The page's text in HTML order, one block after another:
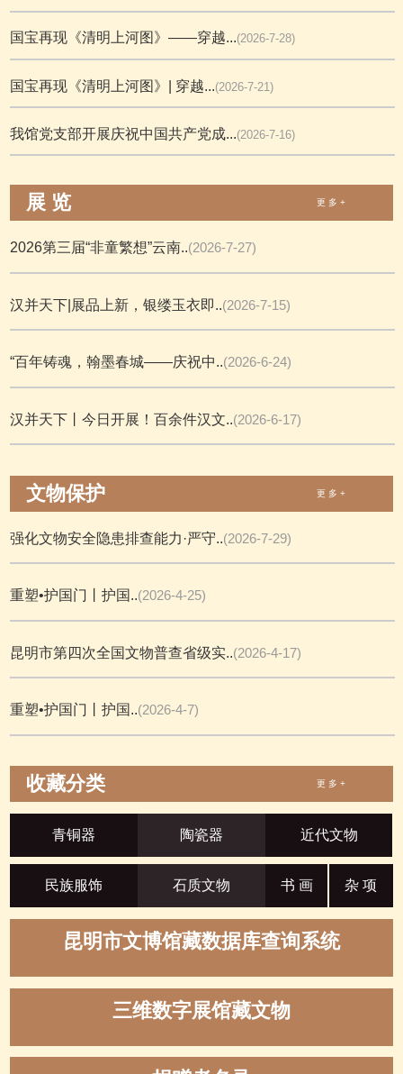
国宝再现《清明上河图》——穿越...(2026-7-28)
国宝再现《清明上河图》| 穿越...(2026-7-21)
我馆党支部开展庆祝中国共产党成...(2026-7-16)
展 览 更 多 +
2026第三届“非童繁想”云南..(2026-7-27)
汉并天下|展品上新，银缕玉衣即..(2026-7-15)
“百年铸魂，翰墨春城——庆祝中..(2026-6-24)
汉并天下丨今日开展！百余件汉文..(2026-6-17)
文物保护 更 多 +
强化文物安全隐患排查能力·严守..(2026-7-29)
重塑•护国门丨护国..(2026-4-25)
昆明市第四次全国文物普查省级实..(2026-4-17)
重塑•护国门丨护国..(2026-4-7)
收藏分类 更 多 +
青铜器 陶瓷器 近代文物
民族服饰 石质文物 书 画 杂 项
昆明市文博馆藏数据库查询系统
三维数字展馆藏文物